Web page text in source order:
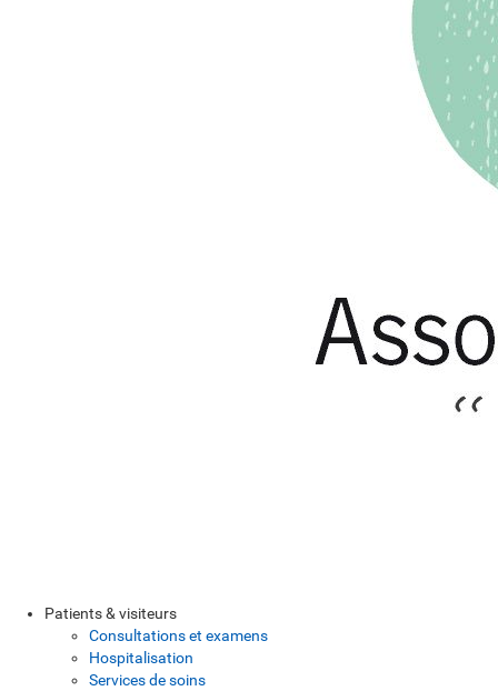
Patients & visiteurs
Consultations et examens
Hospitalisation
Services de soins